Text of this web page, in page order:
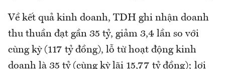
Về kết quả kinh doanh, TDH ghi nhận doanh
thu thuần đạt gần 35 tỷ, giảm 3,4 lần so với
cùng kỳ (117 tỷ đồng), lỗ từ hoạt động kinh
doanh là 35 tỷ (cùng kỳ lãi 15,77 tỷ đồng); lợi